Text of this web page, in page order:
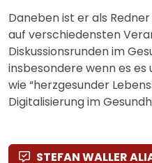
Daneben ist er als
auf verschiedensten
Diskussionsrunden im
insbesondere wenn es
wie “herzgesunder
Digitalisierung im
STEFAN WALLER